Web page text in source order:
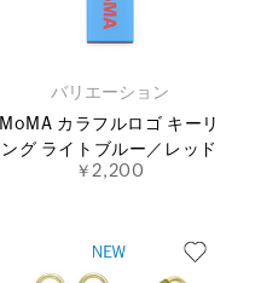
バリエーション
MoMA カラフルロゴ キーリ
ング ライトブルー／レッド
￥2,200